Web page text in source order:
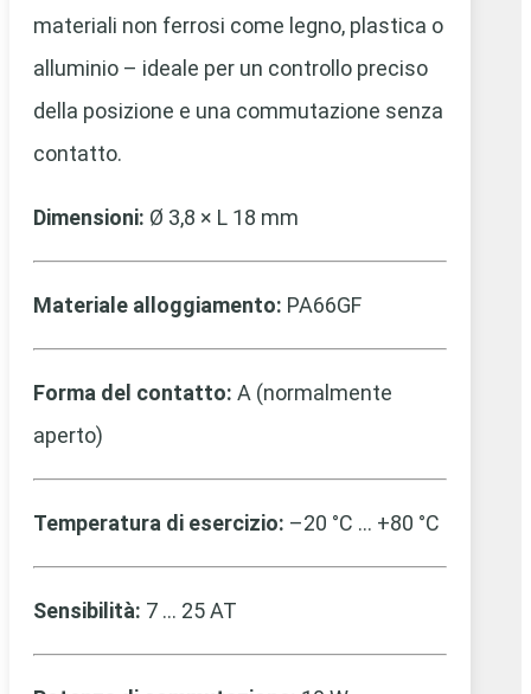
materiali non ferrosi come legno, plastica o
alluminio – ideale per un controllo preciso
della posizione e una commutazione senza
contatto.
Dimensioni: Ø 3,8 × L 18 mm
Materiale alloggiamento: PA66GF
Forma del contatto: A (normalmente
aperto)
Temperatura di esercizio: –20 °C … +80 °C
Sensibilità: 7 … 25 AT